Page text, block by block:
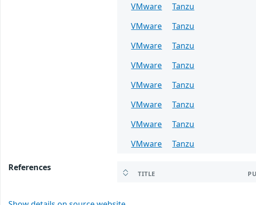
VMware
Tanzu
VMware
Tanzu
VMware
Tanzu
VMware
Tanzu
VMware
Tanzu
VMware
Tanzu
VMware
Tanzu
VMware
Tanzu
References
TITLE